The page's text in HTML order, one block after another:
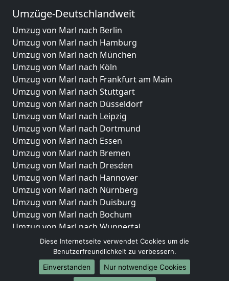
Umzüge-Deutschlandweit
Umzug von Marl nach Berlin
Umzug von Marl nach Hamburg
Umzug von Marl nach München
Umzug von Marl nach Köln
Umzug von Marl nach Frankfurt am Main
Umzug von Marl nach Stuttgart
Umzug von Marl nach Düsseldorf
Umzug von Marl nach Leipzig
Umzug von Marl nach Dortmund
Umzug von Marl nach Essen
Umzug von Marl nach Bremen
Umzug von Marl nach Dresden
Umzug von Marl nach Hannover
Umzug von Marl nach Nürnberg
Umzug von Marl nach Duisburg
Umzug von Marl nach Bochum
Umzug von Marl nach Wuppertal
Umzug von Marl nach Bielefeld
Umzug von Marl nach Bonn
Umzug von Marl nach Münster
Diese Internetseite verwendet Cookies um die
Benutzerfreundlichkeit zu verbessern.
Einverstanden
Nur notwendige Cookies